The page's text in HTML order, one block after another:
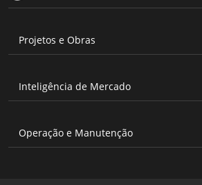
Projetos e Obras
Inteligência de Mercado
Operação e Manutenção